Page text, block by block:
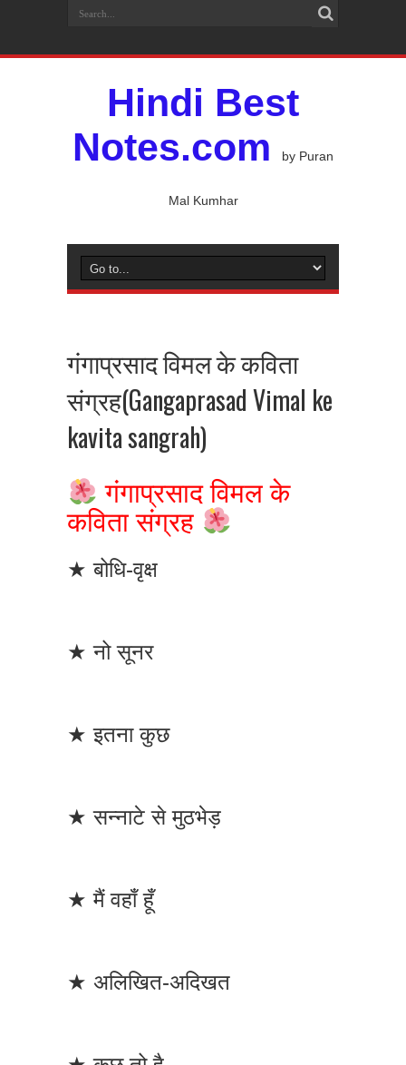
Hindi Best
Notes.com
by Puran
Mal Kumhar
गंगाप्रसाद विमल के कविता
संग्रह(Gangaprasad Vimal ke
kavita sangrah)
गंगाप्रसाद विमल के
कविता संग्रह
★ बोधि-वृक्ष
★ नो सूनर
★ इतना कुछ
★ सन्नाटे से मुठभेड़
★ मैं वहाँ हूँ
★ अलिखित-अदिखत